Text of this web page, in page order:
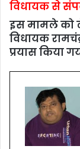
विधायक से
इस मामले को
विधायक
प्रयास किया